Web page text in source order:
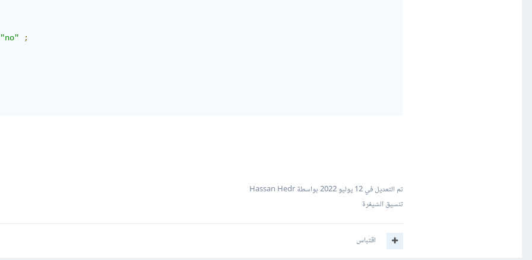
"no" ;
تم التعديل في12 يوليو 2022
بواسطة Hassan Hedr
تنسيق الشيفرة
اقتباس